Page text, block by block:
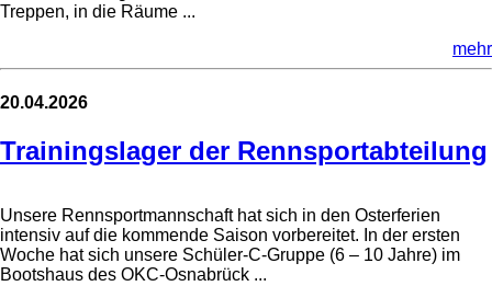
Treppen, in die Räume ...
mehr
20.04.2026
Trainingslager der Rennsportabteilung
Unsere Rennsportmannschaft hat sich in den Osterferien
intensiv auf die kommende Saison vorbereitet. In der ersten
Woche hat sich unsere Schüler-C-Gruppe (6 – 10 Jahre) im
Bootshaus des OKC-Osnabrück ...